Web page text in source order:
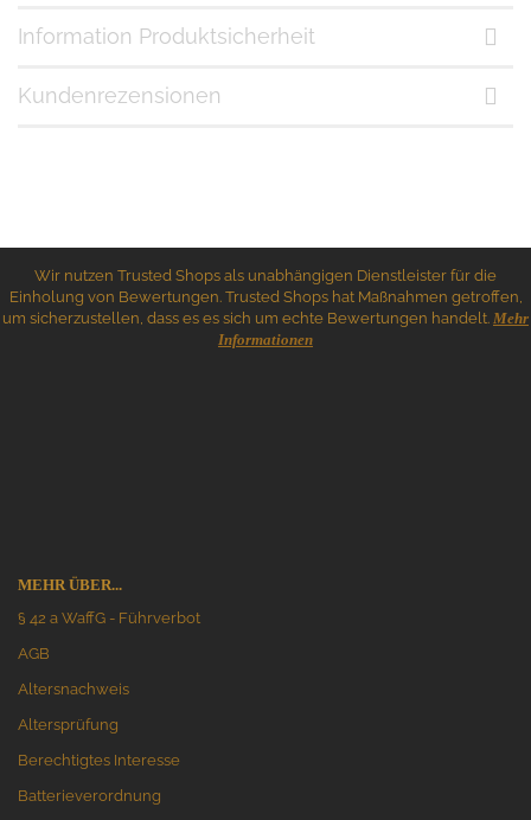
Information Produktsicherheit
Kundenrezensionen
Wir nutzen Trusted Shops als unabhängigen Dienstleister für die
Einholung von Bewertungen. Trusted Shops hat Maßnahmen getroffen,
um sicherzustellen, dass es es sich um echte Bewertungen handelt. Mehr
Informationen
MEHR ÜBER...
§ 42 a WaffG - Führverbot
AGB
Altersnachweis
Altersprüfung
Berechtigtes Interesse
Batterieverordnung